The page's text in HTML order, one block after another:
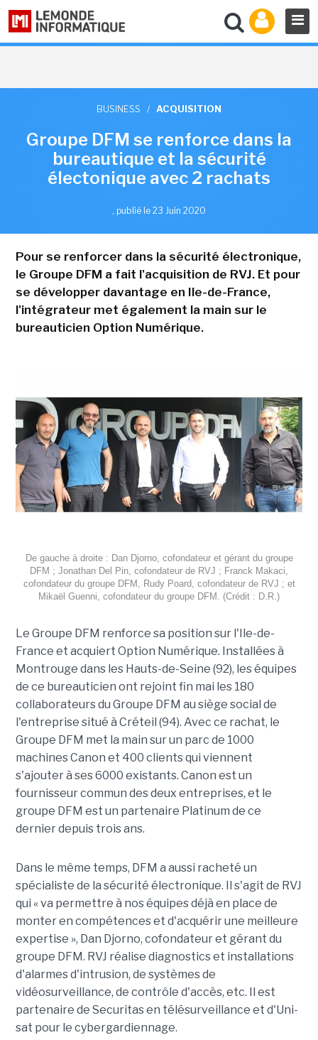
BUSINESS / ACQUISITION
Groupe DFM se renforce dans la
bureautique et la sécurité
électonique avec 2 rachats
, publié le 23 Juin 2020
Pour se renforcer dans la sécurité électronique,
le Groupe DFM a fait l'acquisition de RVJ. Et pour
se développer davantage en Ile-de-France,
l'intégrateur met également la main sur le
bureauticien Option Numérique.
De gauche à droite : Dan Djorno, cofondateur et gérant du groupe
DFM ; Jonathan Del Pin, cofondateur de RVJ ; Franck Makaci,
cofondateur du groupe DFM, Rudy Poard, cofondateur de RVJ ; et
Mikaël Guenni, cofondateur du groupe DFM. (Crédit : D.R.)
Le Groupe DFM renforce sa position sur l'Ile-de-
France et acquiert Option Numérique. Installées à
Montrouge dans les Hauts-de-Seine (92), les équipes
de ce bureauticien ont rejoint fin mai les 180
collaborateurs du Groupe DFM au siège social de
l'entreprise situé à Créteil (94). Avec ce rachat, le
Groupe DFM met la main sur un parc de 1000
machines Canon et 400 clients qui viennent
s'ajouter à ses 6000 existants. Canon est un
fournisseur commun des deux entreprises, et le
groupe DFM est un partenaire Platinum de ce
dernier depuis trois ans.
Dans le même temps, DFM a aussi racheté un
spécialiste de la sécurité électronique. Il s'agit de RVJ
qui « va permettre à nos équipes déjà en place de
monter en compétences et d'acquérir une meilleure
expertise », Dan Djorno, cofondateur et gérant du
groupe DFM. RVJ réalise diagnostics et installations
d'alarmes d'intrusion, de systèmes de
vidéosurveillance, de contrôle d'accès, etc. Il est
partenaire de Securitas en télésurveillance et d'Uni-
sat pour le cybergardiennage.